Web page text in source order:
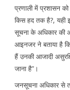
प्रणाली में प्रशासन को
किस हद तक है?, यही
सूचना के अधिकार की
आइनजर ने बताया है कि-
हैं उनकी आजादी
जाना है”।
जनसूचना अधिकार से